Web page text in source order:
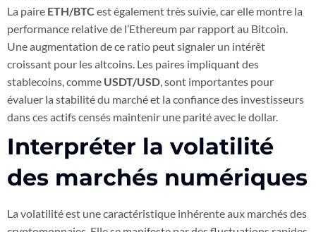
La paire ETH/BTC est également très suivie, car elle montre la
performance relative de l’Ethereum par rapport au Bitcoin.
Une augmentation de ce ratio peut signaler un intérêt
croissant pour les altcoins. Les paires impliquant des
stablecoins, comme USDT/USD, sont importantes pour
évaluer la stabilité du marché et la confiance des investisseurs
dans ces actifs censés maintenir une parité avec le dollar.
Interpréter la volatilité
des marchés numériques
La volatilité est une caractéristique inhérente aux marchés des